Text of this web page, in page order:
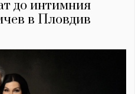
до интимния
в Пловдив